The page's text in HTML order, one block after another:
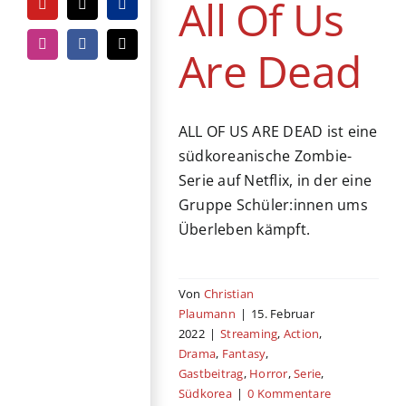
YouTubeTiktokPayPal
InstagramFacebook
E-
Mail
Südkorea
All Of Us
Are Dead
ALL OF US ARE DEAD ist eine
südkoreanische Zombie-
Serie auf Netflix, in der eine
Gruppe Schüler:innen ums
Überleben kämpft.
Von Christian
Plaumann | 15. Februar
2022 | Streaming, Action,
Drama, Fantasy,
Gastbeitrag, Horror,Serie,
Südkorea | 0 Kommentare